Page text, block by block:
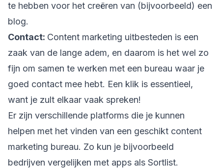
te hebben voor het creëren van (bijvoorbeeld) een
blog.
Contact: Content marketing uitbesteden is een
zaak van de lange adem, en daarom is het wel zo
fijn om samen te werken met een bureau waar je
goed contact mee hebt. Een klik is essentieel,
want je zult elkaar vaak spreken!
Er zijn verschillende platforms die je kunnen
helpen met het vinden van een geschikt content
marketing bureau. Zo kun je bijvoorbeeld
bedrijven vergelijken met apps als Sortlist.